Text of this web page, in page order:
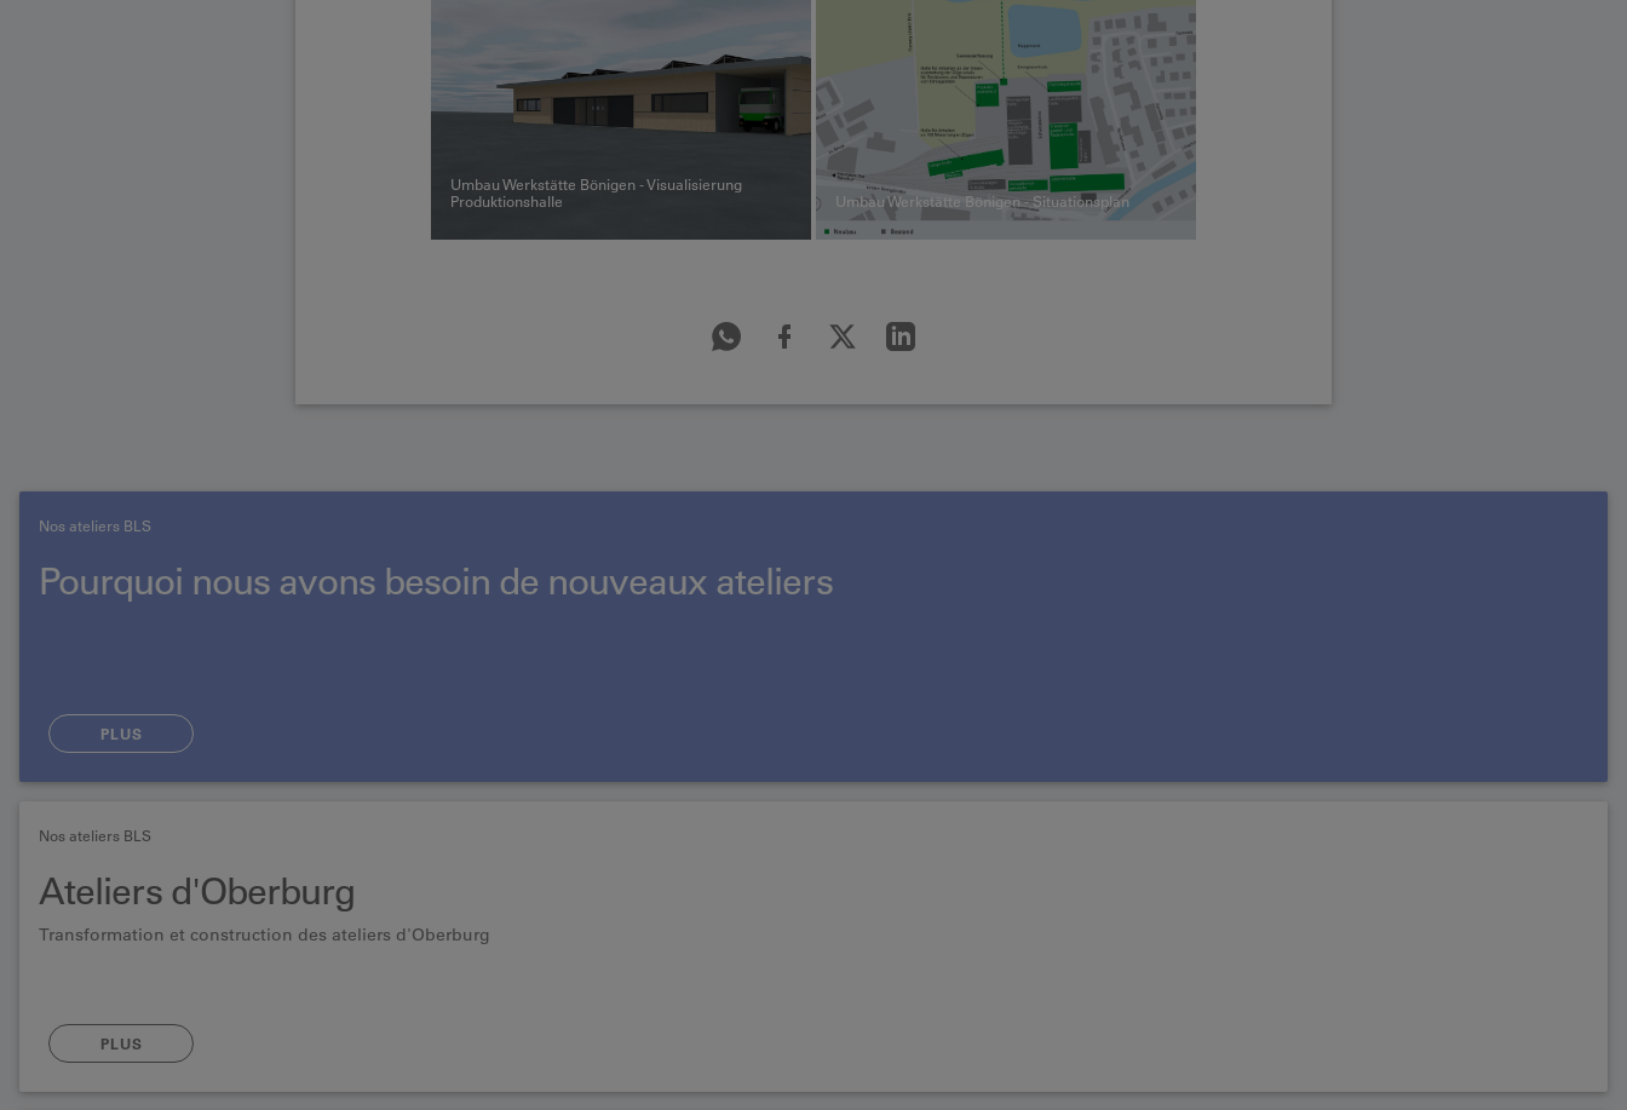
Umbau Werkstätte Bönigen - Visualisierung
Produktionshalle
Umbau Werkstätte Bönigen - Situationsplan
Nos ateliers BLS
Pourquoi nous avons besoin de nouveaux ateliers
PLUS
Nos ateliers BLS
Ateliers d'Oberburg
Transformation et construction des ateliers d'Oberburg
PLUS